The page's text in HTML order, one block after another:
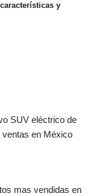
y
SUV eléctrico de
en México
mas vendidas en